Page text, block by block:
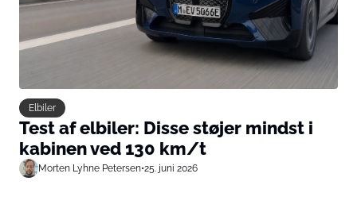
Elbiler
Test af elbiler: Disse støjer mindst i
kabinen ved 130 km/t
Morten Lyhne Petersen•25. juni 2026